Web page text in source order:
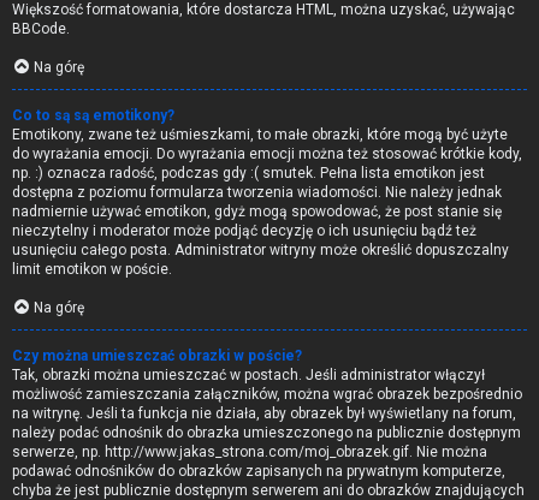
Większość formatowania, które dostarcza HTML, można uzyskać, używając
BBCode.
Na górę
Co to są są emotikony?
Emotikony, zwane też uśmieszkami, to małe obrazki, które mogą być użyte
do wyrażania emocji. Do wyrażania emocji można też stosować krótkie kody,
np. :) oznacza radość, podczas gdy :( smutek. Pełna lista emotikon jest
dostępna z poziomu formularza tworzenia wiadomości. Nie należy jednak
nadmiernie używać emotikon, gdyż mogą spowodować, że post stanie się
nieczytelny i moderator może podjąć decyzję o ich usunięciu bądź też
usunięciu całego posta. Administrator witryny może określić dopuszczalny
limit emotikon w poście.
Na górę
Czy można umieszczać obrazki w poście?
Tak, obrazki można umieszczać w postach. Jeśli administrator włączył
możliwość zamieszczania załączników, można wgrać obrazek bezpośrednio
na witrynę. Jeśli ta funkcja nie działa, aby obrazek był wyświetlany na forum,
należy podać odnośnik do obrazka umieszczonego na publicznie dostępnym
serwerze, np. http://www.jakas_strona.com/moj_obrazek.gif. Nie można
podawać odnośników do obrazków zapisanych na prywatnym komputerze,
chyba że jest publicznie dostępnym serwerem ani do obrazków znajdujących